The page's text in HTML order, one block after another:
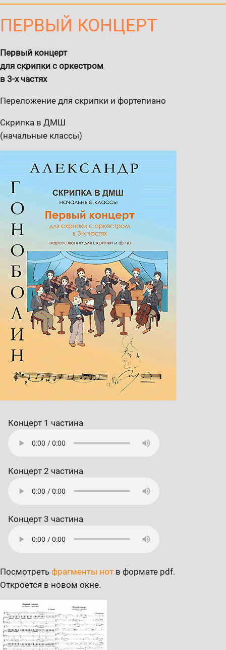
ПЕРВЫЙ КОНЦЕРТ
Первый концерт
для скрипки с оркестром
в 3-х частях
Переложение для скрипки и фортепиано
Скрипка в ДМШ
(начальные классы)
Концерт 1 частина
Концерт 2 частина
Концерт 3 частина
Посмотреть фрагменты нот в формате pdf.
Откроется в новом окне.